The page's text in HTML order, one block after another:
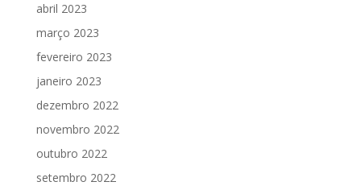
abril 2023
março 2023
fevereiro 2023
janeiro 2023
dezembro 2022
novembro 2022
outubro 2022
setembro 2022